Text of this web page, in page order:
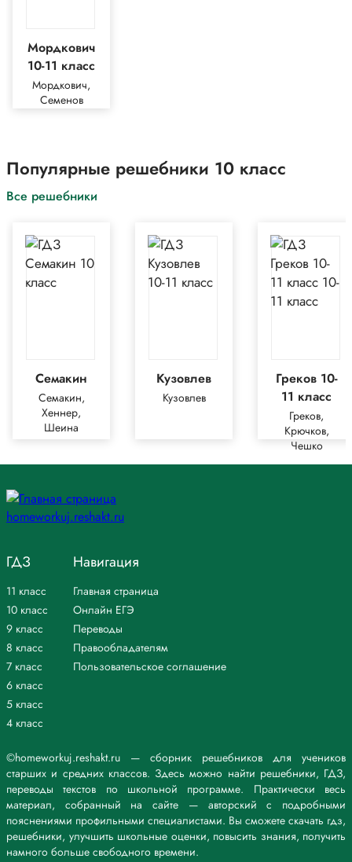
Мордкович
10-11 класс
Мордкович,
Семенов
Популярные решебники 10 класс
Все решебники
Семакин
Семакин,
Хеннер,
Шеина
Кузовлев
Кузовлев
Греков 10-
11 класс
Греков,
Крючков,
Чешко
©homeworkuj.reshakt.ru — сборник решебников для учеников
старших и средних классов. Здесь можно найти решебники, ГДЗ,
переводы текстов по школьной программе. Практически весь
материал, собранный на сайте — авторский с подробными
пояснениями профильными специалистами. Вы сможете скачать гдз,
решебники, улучшить школьные оценки, повысить знания, получить
намного больше свободного времени.
ГДЗ
11 класс
10 класс
9 класс
8 класс
7 класс
6 класс
5 класс
4 класс
Навигация
Главная страница
Онлайн ЕГЭ
Переводы
Правообладателям
Пользовательское соглашение